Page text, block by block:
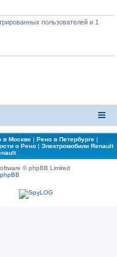
пользователей и 1
в Москве | Рено в Петербурге |
о Рено| Электромобили Renault
© phpBB Limited